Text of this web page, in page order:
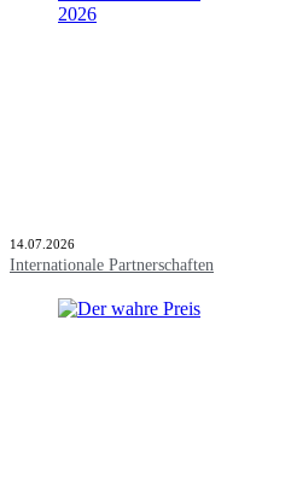
14.07.2026
Internationale Partnerschaften